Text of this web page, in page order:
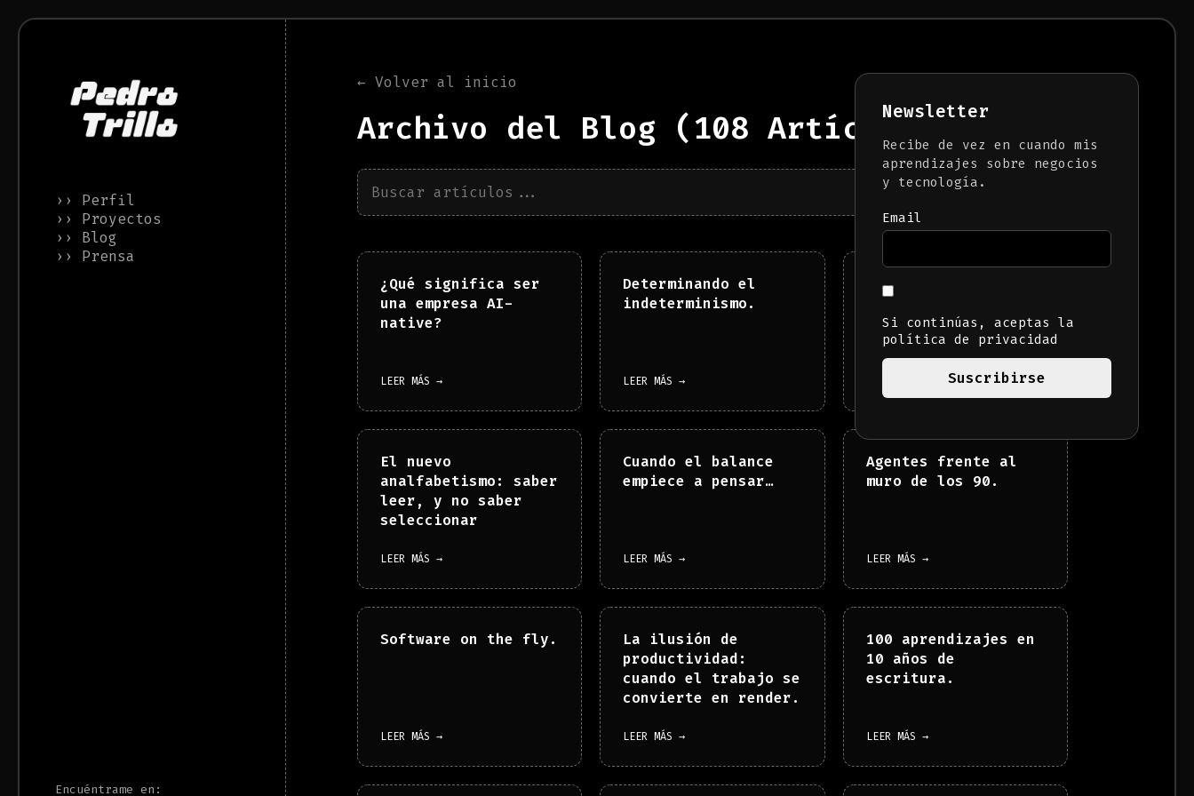
›› Perfil
›› Proyectos
›› Blog
›› Prensa
Encuéntrame en:
← Volver al inicio
Archivo del Blog (108 Artículos)
¿Qué significa ser
una empresa AI-
native?
LEER MÁS →
Determinando el
indeterminismo.
LEER MÁS →
Nota para ti, que ya
empleo.
El nuevo
analfabetismo: saber
leer, y no saber
seleccionar
LEER MÁS →
Cuando el balance
empiece a pensar…
LEER MÁS →
Agentes frente al
muro de los 90.
LEER MÁS →
Software on the fly.
LEER MÁS →
La ilusión de
productividad:
cuando el trabajo se
convierte en render.
LEER MÁS →
100 aprendizajes en
10 años de
escritura.
LEER MÁS →
Newsletter
Recibe de vez en cuando mis
aprendizajes sobre negocios
y tecnología.
Email
Si continúas, aceptas la
política de privacidad